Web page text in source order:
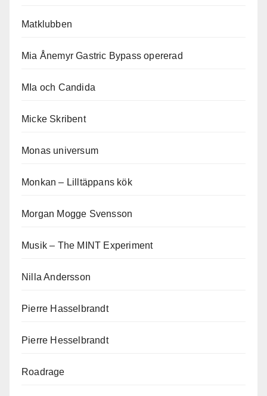
Matklubben
Mia Ånemyr Gastric Bypass opererad
MIa och Candida
Micke Skribent
Monas universum
Monkan – Lilltäppans kök
Morgan Mogge Svensson
Musik – The MINT Experiment
Nilla Andersson
Pierre Hasselbrandt
Pierre Hesselbrandt
Roadrage